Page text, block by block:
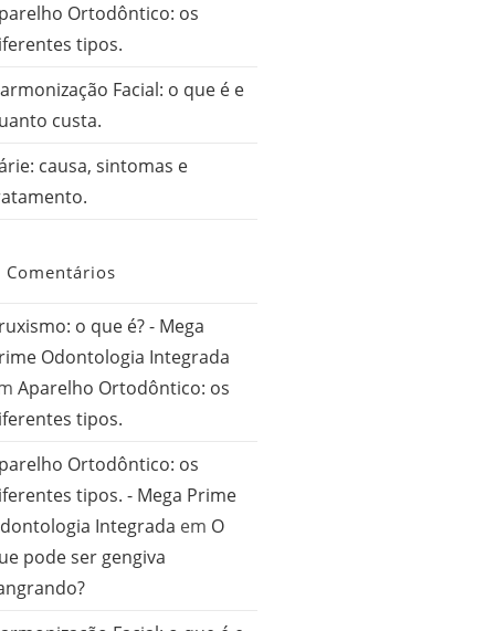
Ortodôntico: os
tipos.
Facial: o que é e
custa.
causa, sintomas e
Comentários
o que é? - Mega
Odontologia Integrada
Aparelho Ortodôntico: os
tipos.
Ortodôntico: os
tipos. - Mega Prime
Integrada em O
pode ser gengiva